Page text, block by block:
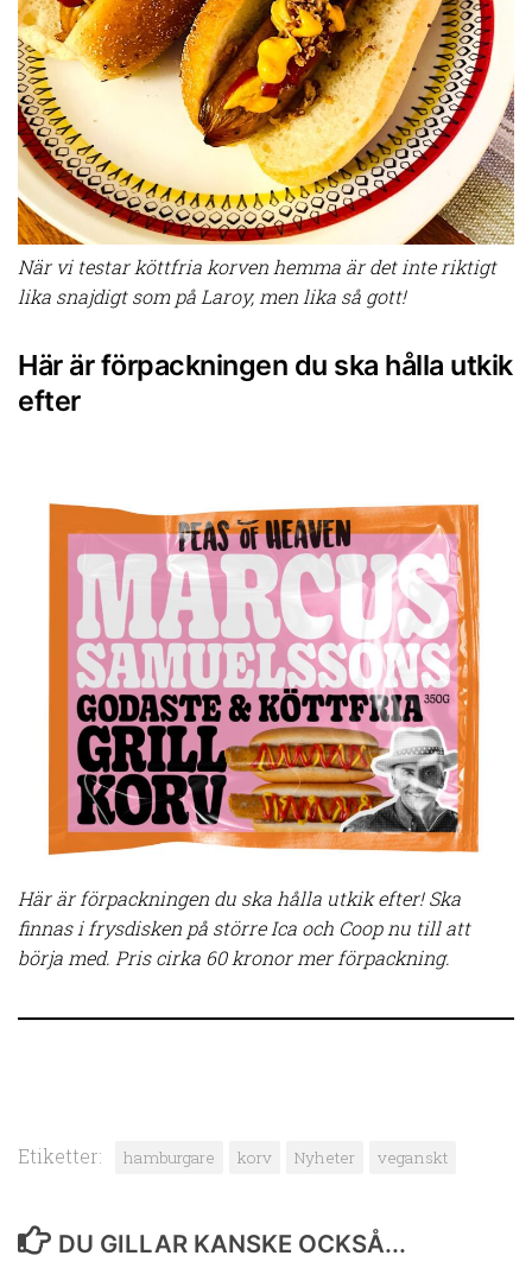
När vi testar köttfria korven hemma är det inte riktigt
lika snajdigt som på Laroy, men lika så gott!
Här är förpackningen du ska hålla utkik
efter
Här är förpackningen du ska hålla utkik efter! Ska
finnas i frysdisken på större Ica och Coop nu till att
börja med. Pris cirka 60 kronor mer förpackning.
Etiketter: hamburgare korv Nyheter veganskt
DU GILLAR KANSKE OCKSÅ...